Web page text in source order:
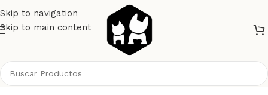
Skip to navigation
Skip to main content